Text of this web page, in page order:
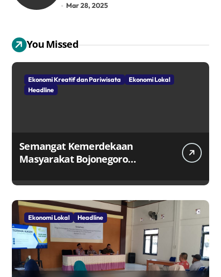
Pangkalan LPG 3 Kg
Mar 28, 2025
You Missed
Ekonomi Kreatif dan Pariwisata
Ekonomi Lokal
Headline
Semangat Kemerdekaan
Masyarakat Bojonegoro
Ekonomi Lokal Headline